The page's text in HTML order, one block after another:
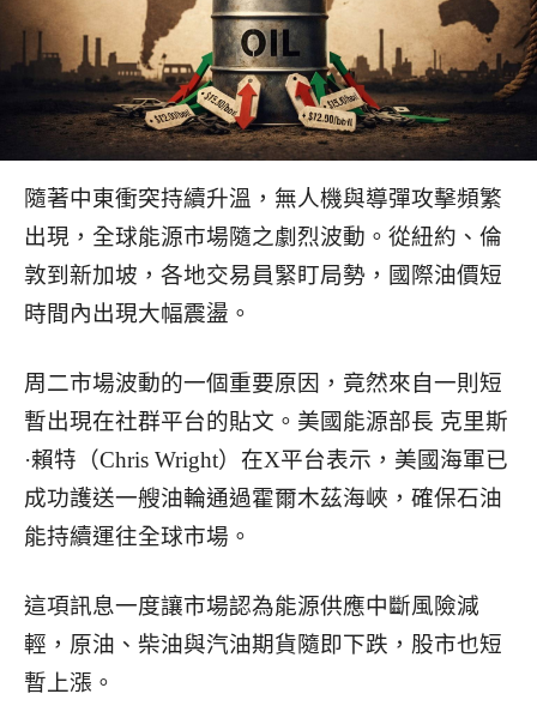
隨著中東衝突持續升溫，無人機與導彈攻擊頻繁
出現，全球能源市場隨之劇烈波動。從紐約、倫
敦到新加坡，各地交易員緊盯局勢，國際油價短
時間內出現大幅震盪。
周二市場波動的一個重要原因，竟然來自一則短
暫出現在社群平台的貼文。美國能源部長 克里斯
·賴特（Chris Wright）在X平台表示，美國海軍已
成功護送一艘油輪通過霍爾木茲海峽，確保石油
能持續運往全球市場。
這項訊息一度讓市場認為能源供應中斷風險減
輕，原油、柴油與汽油期貨隨即下跌，股市也短
暫上漲。